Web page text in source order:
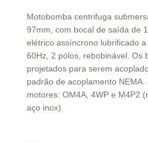
Motobomba centrifuga
97mm, com bocal de saída de
elétrico assíncrono lubrificado
60Hz, 2 pólos, rebobinável. Os
projetados para serem
padrão de acoplamento
motores: OM4A, 4WP e M4P2
aço inox).